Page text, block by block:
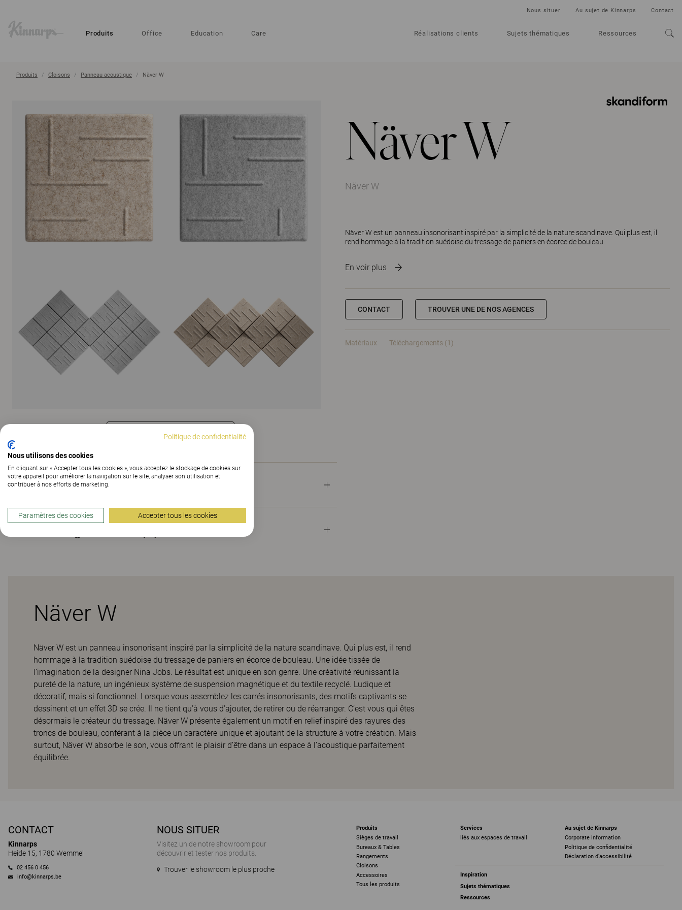
Produits Office Education Care Réalisations clients Sujets thématiques Ressources
Nous situer Au sujet de Kinnarps Contact
Produits Cloisons Panneau acoustique Näver W
Näver W
Näver W
Näver W est un panneau insonorisant inspiré par la simplicité de la nature scandinave. Qui plus est, il
rend hommage à la tradition suédoise du tressage de paniers en écorce de bouleau.
En voir plus
CONTACT TROUVER UNE DE NOS AGENCES
Matériaux Téléchargements (1)
Matériaux
Téléchargements (1)
Näver W
Näver W est un panneau insonorisant inspiré par la simplicité de la nature scandinave. Qui plus est, il rend
hommage à la tradition suédoise du tressage de paniers en écorce de bouleau. Une idée tissée de
l’imagination de la designer Nina Jobs. Le résultat est unique en son genre. Une créativité réunissant la
pureté de la nature, un ingénieux système de suspension magnétique et du textile recyclé. Ludique et
décoratif, mais si fonctionnel. Lorsque vous assemblez les carrés insonorisants, des motifs captivants se
dessinent et un effet 3D se crée. Il ne tient qu’à vous d’ajouter, de retirer ou de réarranger. C’est vous qui êtes
désormais le créateur du tressage. Näver W présente également un motif en relief inspiré des rayures des
troncs de bouleau, conférant à la pièce un caractère unique et ajoutant de la structure à votre création. Mais
surtout, Näver W absorbe le son, vous offrant le plaisir d’être dans un espace à l’acoustique parfaitement
équilibrée.
CONTACT
Kinnarps
Heide 15, 1780 Wemmel
02 456 0 456
info@kinnarps.be
NOUS SITUER
Visitez un de notre showroom pour
découvrir et tester nos produits.
Trouver le showroom le plus proche
Produits
Sièges de travail
Bureaux & Tables
Rangements
Cloisons
Accessoires
Tous les produits
Services
liés aux espaces de travail
Au sujet de Kinnarps
Corporate information
Politique de confidentialité
Déclaration d’accessibilité
Inspiration
Sujets thématiques
Ressources
Politique de confidentialité
Nous utilisons des cookies
En cliquant sur « Accepter tous les cookies », vous acceptez le stockage de cookies sur
votre appareil pour améliorer la navigation sur le site, analyser son utilisation et
contribuer à nos efforts de marketing.
Paramètres des cookies Accepter tous les cookies